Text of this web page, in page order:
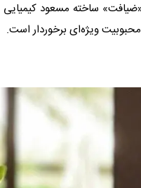
ساخته مسعود کیمیایی
ویژه‌ای برخوردار است.